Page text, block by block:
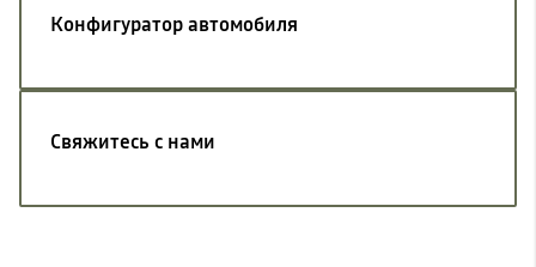
Конфигуратор автомобиля
Свяжитесь с нами